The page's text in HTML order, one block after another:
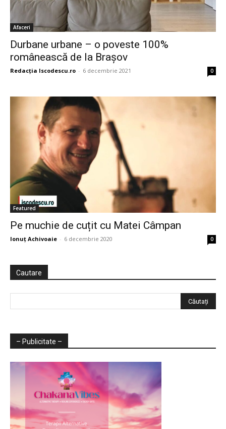
Afaceri
Durbane urbane – o poveste 100%
românească de la Brașov
Redacția Iscodescu.ro - 6 decembrie 2021 0
Featured
Pe muchie de cuțit cu Matei Câmpan
Ionuț Achivoaie - 6 decembrie 2020 0
Cautare
– Publicitate –